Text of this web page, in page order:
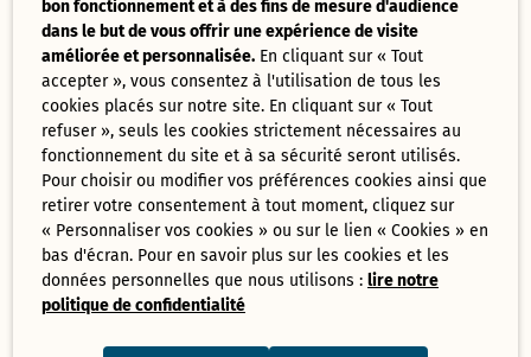
bon fonctionnement et à des fins de mesure d'audience
dans le but de vous offrir une expérience de visite
améliorée et personnalisée. En cliquant sur « Tout
accepter », vous consentez à l'utilisation de tous les
cookies placés sur notre site. En cliquant sur « Tout
refuser », seuls les cookies strictement nécessaires au
fonctionnement du site et à sa sécurité seront utilisés.
Pour choisir ou modifier vos préférences cookies ainsi que
retirer votre consentement à tout moment, cliquez sur
« Personnaliser vos cookies » ou sur le lien « Cookies » en
bas d'écran. Pour en savoir plus sur les cookies et les
données personnelles que nous utilisons :lire notre
politique de confidentialité